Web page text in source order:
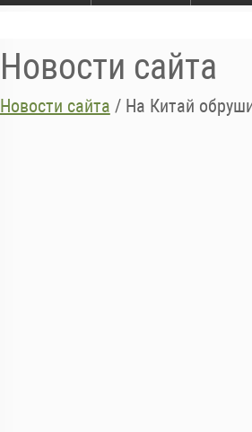
Новости сайта
Новости сайта / На Китай